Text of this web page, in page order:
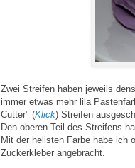
Zwei Streifen haben jeweils
immer etwas mehr lila
Cutter" (Klick) Streifen
Den oberen Teil des Streifens
Mit der hellsten Farbe habe ich
Zuckerkleber angebracht.